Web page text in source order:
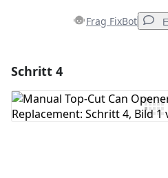
Frag FixBot
Kommentar hinzufügen
Schritt 4